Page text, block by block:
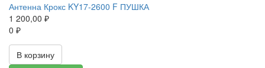
Антенна Крокс KY17-2600 F ПУШКА
1 200,00 ₽
0 ₽
В корзину